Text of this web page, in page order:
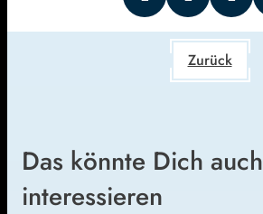
Zurück
Das könnte Dich auch
interessieren